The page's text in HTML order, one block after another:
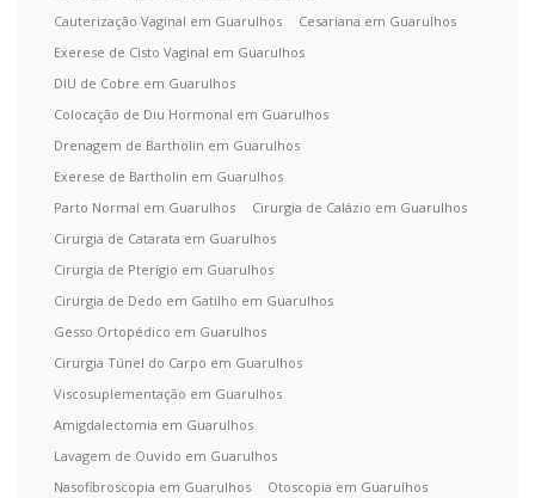
Cauterização Vaginal em Guarulhos
Cesariana em Guarulhos
Exerese de Cisto Vaginal em Guarulhos
DIU de Cobre em Guarulhos
Colocação de Diu Hormonal em Guarulhos
Drenagem de Bartholin em Guarulhos
Exerese de Bartholin em Guarulhos
Parto Normal em Guarulhos
Cirurgia de Calázio em Guarulhos
Cirurgia de Catarata em Guarulhos
Cirurgia de Pterígio em Guarulhos
Cirurgia de Dedo em Gatilho em Guarulhos
Gesso Ortopédico em Guarulhos
Cirurgia Túnel do Carpo em Guarulhos
Viscosuplementação em Guarulhos
Amigdalectomia em Guarulhos
Lavagem de Ouvido em Guarulhos
Nasofibroscopia em Guarulhos
Otoscopia em Guarulhos